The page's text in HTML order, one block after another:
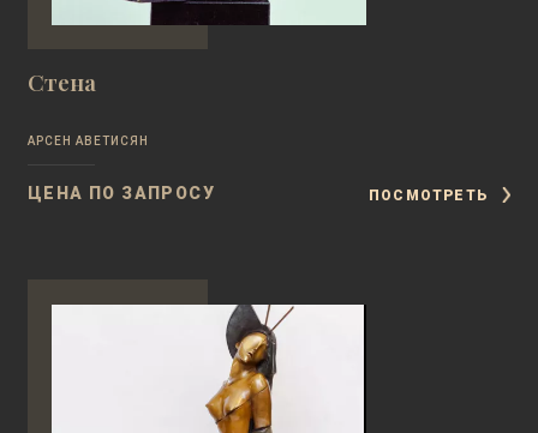
Стена
АРСЕН АВЕТИСЯН
ЦЕНА ПО ЗАПРОСУ ПОСМОТРЕТЬ